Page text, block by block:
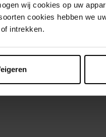
wij cookies op uw
cookies hebben we
intrekken.